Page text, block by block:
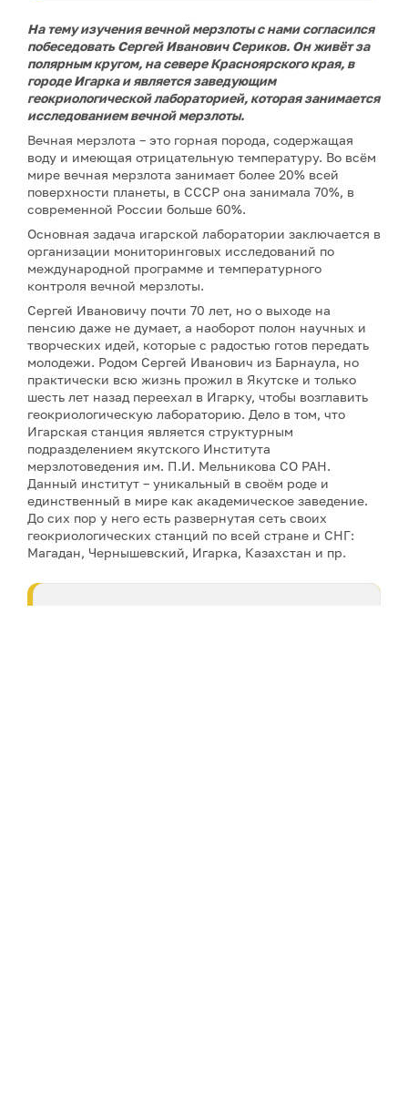
На тему изучения вечной мерзлоты с нами согласился
побеседовать Сергей Иванович Сериков. Он живёт за
полярным кругом, на севере Красноярского края, в
городе Игарка и является заведующим
геокриологической лабораторией, которая занимается
исследованием вечной мерзлоты.
Вечная мерзлота – это горная порода, содержащая
воду и имеющая отрицательную температуру. Во всём
мире вечная мерзлота занимает более 20% всей
поверхности планеты, в СССР она занимала 70%, в
современной России больше 60%.
Основная задача игарской лаборатории заключается в
организации мониторинговых исследований по
международной программе и температурного
контроля вечной мерзлоты.
Сергей Ивановичу почти 70 лет, но о выходе на
пенсию даже не думает, а наоборот полон научных и
творческих идей, которые с радостью готов передать
молодежи. Родом Сергей Иванович из Барнаула, но
практически всю жизнь прожил в Якутске и только
шесть лет назад переехал в Игарку, чтобы возглавить
геокриологическую лабораторию. Дело в том, что
Игарская станция является структурным
подразделением якутского Института
мерзлотоведения им. П.И. Мельникова СО РАН.
Данный институт – уникальный в своём роде и
единственный в мире как академическое заведение.
До сих пор у него есть развернутая сеть своих
геокриологических станций по всей стране и СНГ:
Магадан, Чернышевский, Игарка, Казахстан и пр.